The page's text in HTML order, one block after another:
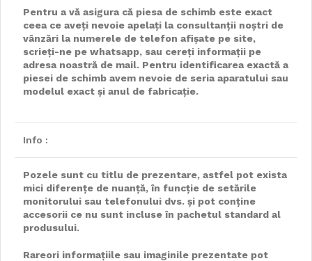
Pentru a vă asigura că piesa de schimb este exact
ceea ce aveți nevoie apelați la consultanții noștri de
vânzări la numerele de telefon afișate pe site,
scrieți-ne pe whatsapp, sau cereți informații pe
adresa noastră de mail. Pentru identificarea exactă a
piesei de schimb avem nevoie de seria aparatului sau
modelul exact și anul de fabricație.
Info :
Pozele sunt cu titlu de prezentare, astfel pot exista
mici diferențe de nuanță, în funcție de setările
monitorului sau telefonului dvs. și pot conține
accesorii ce nu sunt incluse în pachetul standard al
produsului.
Rareori informațiile sau imaginile prezentate pot